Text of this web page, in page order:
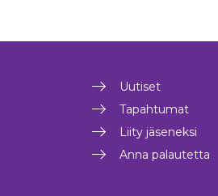
Uutiset
Tapahtumat
Liity jäseneksi
Anna palautetta